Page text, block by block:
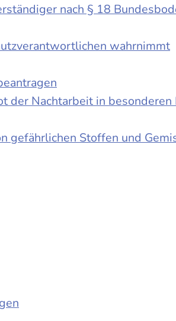
nach § 18
wahrnimmt
der Nachtarbeit in
Stoffen und